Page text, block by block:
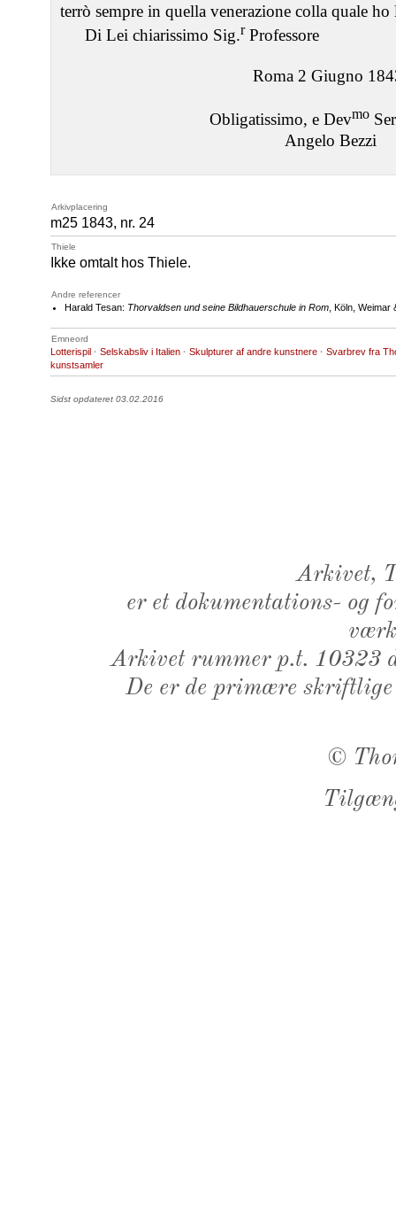
terrò sempre in quella venerazione colla quale
Di Lei chiarissimo Sig.rProfessore
Roma 2 Giugno
Obligatissimo, e Devmo
Angelo Bezzi
Arkivplacering
m25 1843, nr. 24
Thiele
Ikke omtalt hos Thiele.
Andre referencer
Harald Tesan: Thorvaldsen und seine Bildhauerschule in Rom, Köln, Weimar
Emneord
Lotterispil · Selskabsliv i Italien · Skulpturer af andre kunstnere · Svarbrev fra
kunstsamler
Sidst opdateret 03.02.2016
Arkivet,
er et dokumentations- og
Arkivet rummer p.t. 10323
De er de primære
©